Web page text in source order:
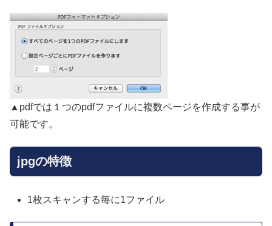
▲pdfでは１つのpdfファイルに複数ページを作成する事が
可能です。
jpgの特徴
1枚スキャンする毎に1ファイル